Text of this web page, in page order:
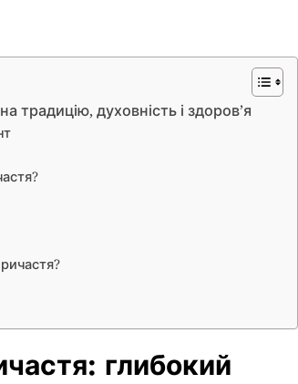
духовність і здоров’я
глибокий